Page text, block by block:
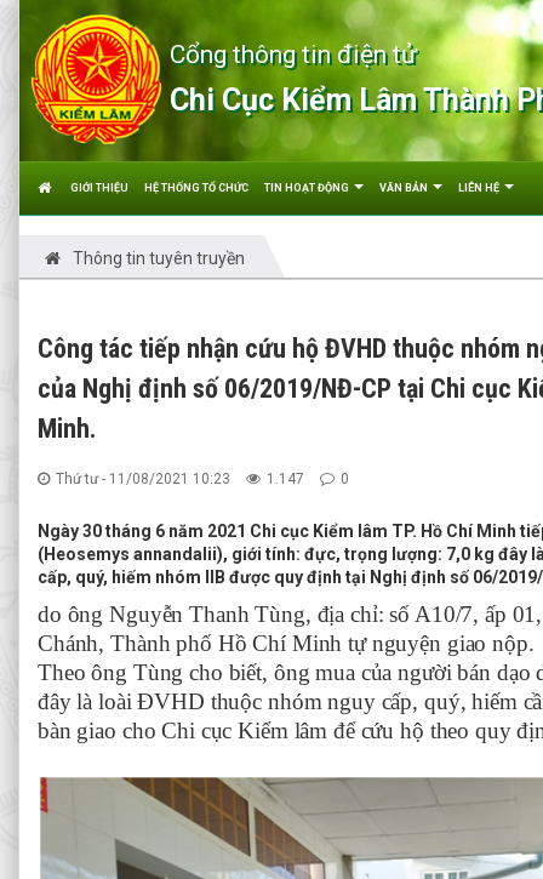
Cổng thông tin điện tử
Chi Cục Kiểm Lâm Thành
GIỚI THIỆU HỆ THỐNG TỔ CHỨC TIN HOẠT ĐỘNG VĂN BẢN LIÊN HỆ
Thông tin tuyên truyền
Công tác tiếp nhận cứu hộ ĐVHD thuộc nhóm
của Nghị định số 06/2019/NĐ-CP tại Chi cục
Minh.
Thứ tư - 11/08/2021 10:23 1.147 0
Ngày 30 tháng 6 năm 2021 Chi cục Kiểm lâm TP. Hồ Chí Minh
(Heosemys annandalii), giới tính: đực, trọng lượng: 7,0 kg đây
cấp, quý, hiếm nhóm IIB được quy định tại Nghị định số 06/
do ông Nguyễn Thanh Tùng, địa chỉ: số A10/7, ấp
Chánh, Thành phố Hồ Chí Minh tự nguyện giao nộp.
Theo ông Tùng cho biết, ông mua của người bán
đây là loài ĐVHD thuộc nhóm nguy cấp, quý, hiếm
bàn giao cho Chi cục Kiểm lâm để cứu hộ theo quy